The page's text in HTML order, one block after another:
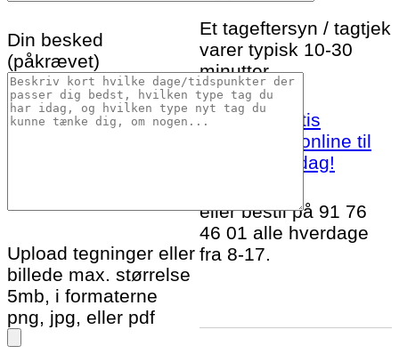
Din besked
(påkrævet)
Upload tegninger eller
billede max. størrelse
5mb, i formaterne
png, jpg, eller pdf
Et tageftersyn / tagtjek
varer typisk 10-30
minutter.
Bestil et gratis
tageftersyn online til
Tjæreborg idag!
eller bestil på 91 76
46 01 alle hverdage
fra 8-17.